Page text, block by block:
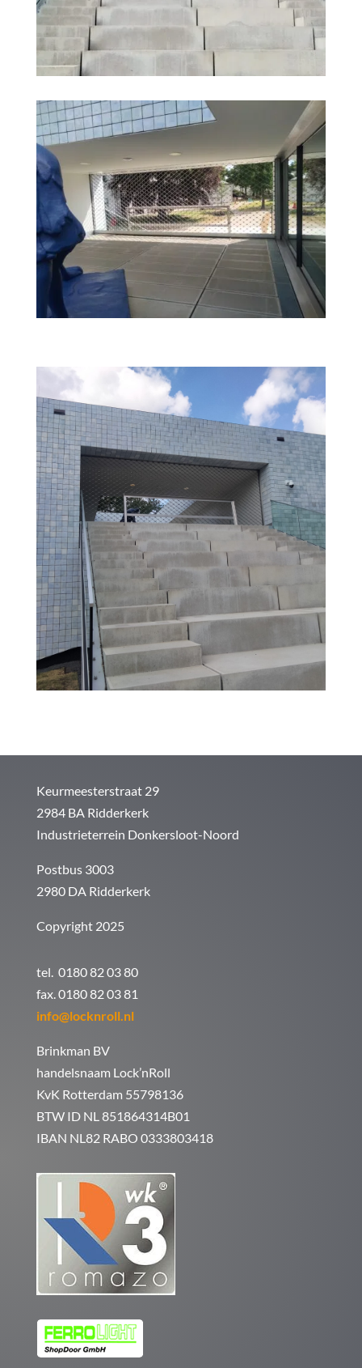
Keurmeesterstraat 29
2984 BA Ridderkerk
Industrieterrein Donkersloot-Noord
Postbus 3003
2980 DA Ridderkerk
Copyright 2025
tel. 0180 82 03 80
fax. 0180 82 03 81
info@locknroll.nl
Brinkman BV
handelsnaam Lock’nRoll
KvK Rotterdam 55798136
BTW ID NL 851864314B01
IBAN NL82 RABO 0333803418